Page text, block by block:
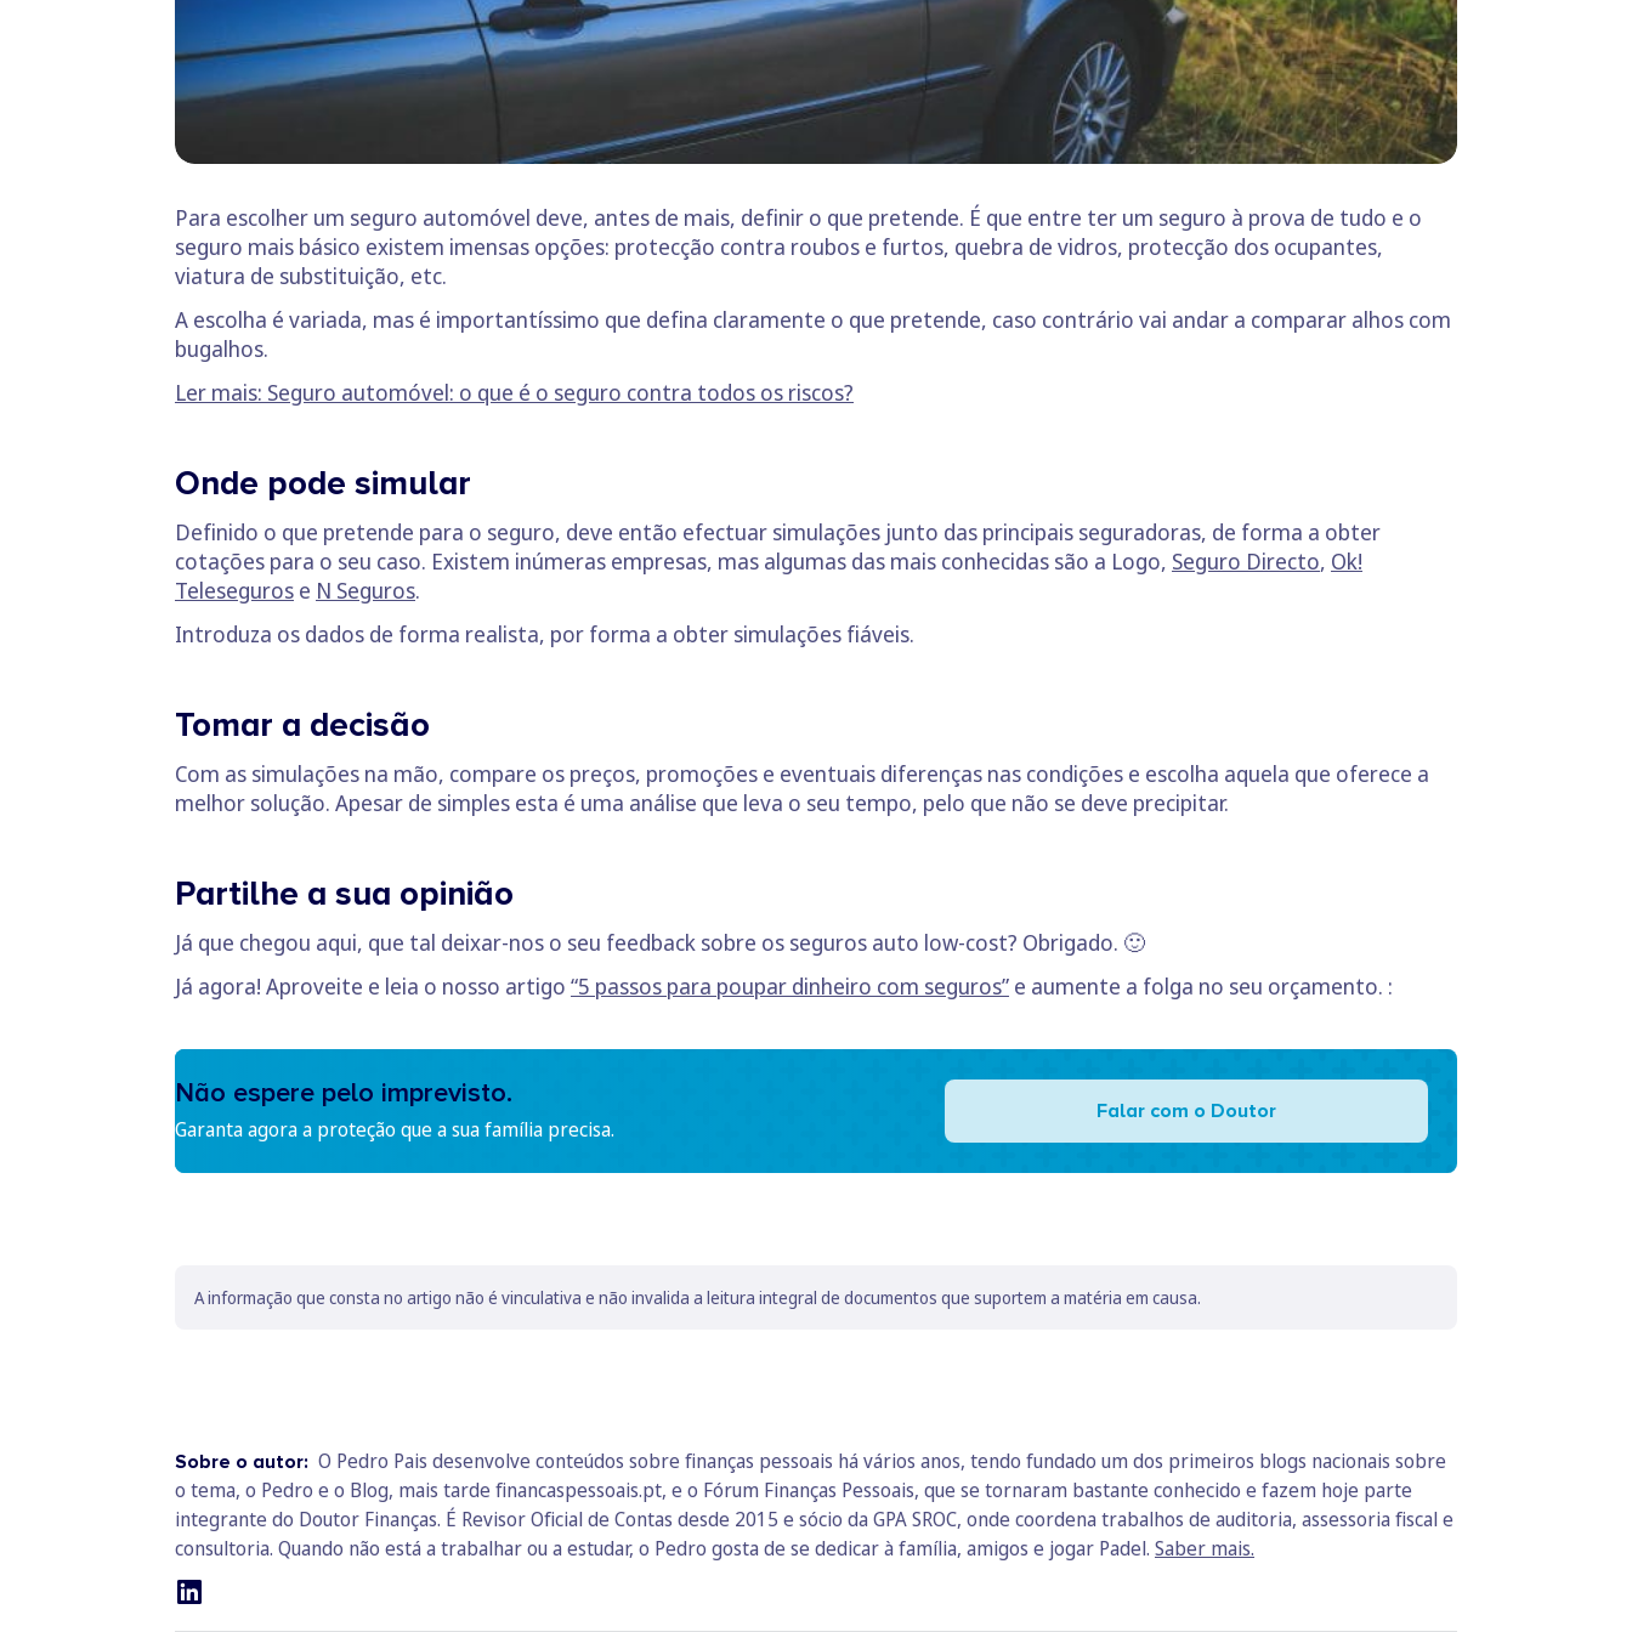
Para escolher um seguro automóvel deve, antes de mais, definir o que pretende. É que entre ter um seguro à prova de tudo e o
seguro mais básico existem imensas opções: protecção contra roubos e furtos, quebra de vidros, protecção dos ocupantes,
viatura de substituição, etc.
A escolha é variada, mas é importantíssimo que defina claramente o que pretende, caso contrário vai andar a comparar alhos com
bugalhos.
Ler mais: Seguro automóvel: o que é o seguro contra todos os riscos?
Onde pode simular
Definido o que pretende para o seguro, deve então efectuar simulações junto das principais seguradoras, de forma a obter
cotações para o seu caso. Existem inúmeras empresas, mas algumas das mais conhecidas são a Logo, Seguro Directo, Ok!
Teleseguros e N Seguros.
Introduza os dados de forma realista, por forma a obter simulações fiáveis.
Tomar a decisão
Com as simulações na mão, compare os preços, promoções e eventuais diferenças nas condições e escolha aquela que oferece a
melhor solução. Apesar de simples esta é uma análise que leva o seu tempo, pelo que não se deve precipitar.
Partilhe a sua opinião
Já que chegou aqui, que tal deixar-nos o seu feedback sobre os seguros auto low-cost? Obrigado. 🙂
Já agora! Aproveite e leia o nosso artigo “5 passos para poupar dinheiro com seguros” e aumente a folga no seu orçamento. :
Não espere pelo imprevisto.
Garanta agora a proteção que a sua família precisa.
Falar com o Doutor
A informação que consta no artigo não é vinculativa e não invalida a leitura integral de documentos que suportem a matéria em causa.
Sobre o autor: O Pedro Pais desenvolve conteúdos sobre finanças pessoais há vários anos, tendo fundado um dos primeiros blogs nacionais sobre
o tema, o Pedro e o Blog, mais tarde financaspessoais.pt, e o Fórum Finanças Pessoais, que se tornaram bastante conhecido e fazem hoje parte
integrante do Doutor Finanças. É Revisor Oficial de Contas desde 2015 e sócio da GPA SROC, onde coordena trabalhos de auditoria, assessoria fiscal e
consultoria. Quando não está a trabalhar ou a estudar, o Pedro gosta de se dedicar à família, amigos e jogar Padel. Saber mais.